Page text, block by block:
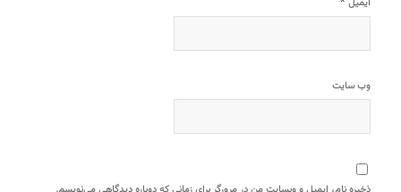
وب‌ سایت